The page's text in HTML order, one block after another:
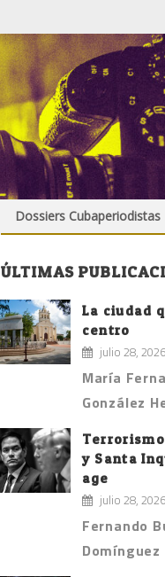
Dossiers Cubaperiodistas
ÚLTIMAS
La ciudad
centro
julio 28, 2026
María
González
y Santa
age
julio 28, 2026
Fernando
Domínguez